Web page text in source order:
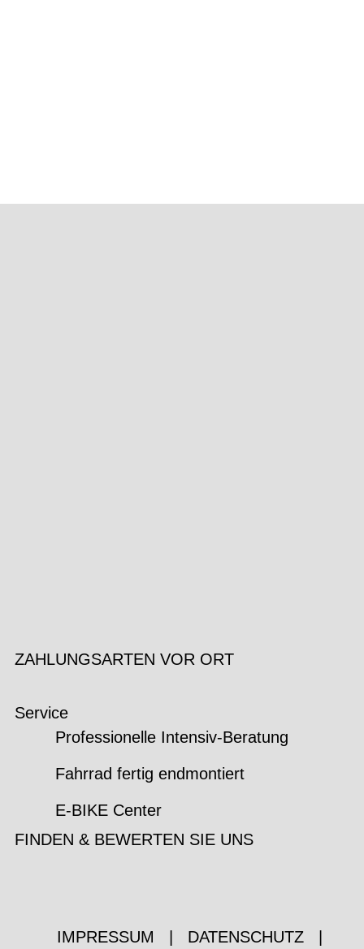
ZAHLUNGSARTEN VOR ORT
Service
Professionelle Intensiv-Beratung
Fahrrad fertig endmontiert
E-BIKE Center
FINDEN & BEWERTEN SIE UNS
IMPRESSUM DATENSCHUTZ